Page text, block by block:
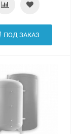
ПОД ЗАКАЗ